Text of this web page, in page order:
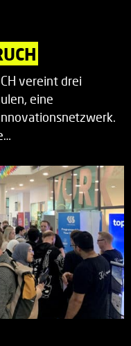
vereint drei
eine